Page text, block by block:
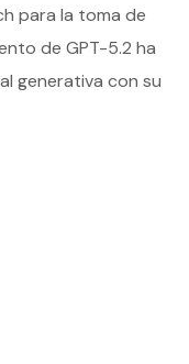
para la toma de
de GPT-5.2 ha
generativa con su